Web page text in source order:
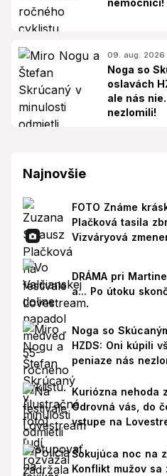
nemocnici!
09. aug. 2026
Noga so
oslavách
ale nás
nezlomili!
Najnovšie
FOTO Známe
Plačková tasila
Vizváryová
DRÁMA pri
a... Po útoku
Noga so
HZDS: Oni kúpili
peniaze nás
Kuriózna nehoda
Odrovná vás, do
vstupe na
Šokujúca noc na
Konflikt mužov sa